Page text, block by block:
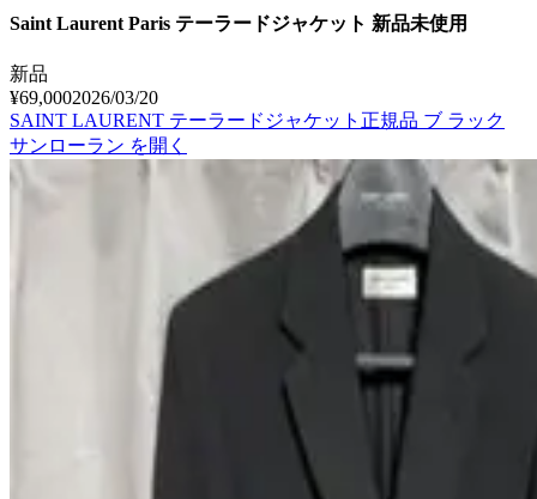
Saint Laurent Paris テーラードジャケット 新品未使用
新品
¥69,0002026/03/20
SAINT LAURENT テーラードジャケット正規品 ブ ラック
サンローラン を開く